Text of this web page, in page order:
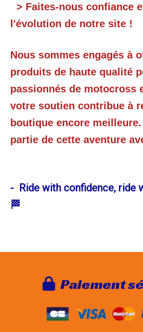
> Faites-nous confiance
l'évolution de notre site !
Nous sommes engagés à
produits de haute qualité
passionnés de motocross
votre soutien contribue à
boutique encore
partie de cette aventure
- Ride with confidence, ride
🏁
Paiement